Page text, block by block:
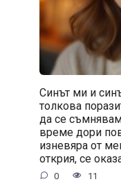
Синът ми и
толкова
да се
време дори
изневяра от
открия, се
0 11